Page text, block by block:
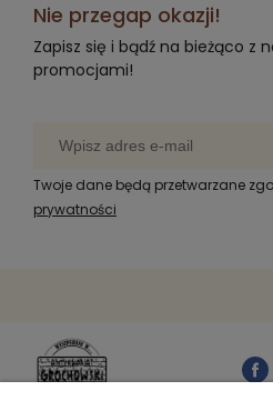
Nie przegap okazji!
Zapisz się i bądź na bieżąco z
promocjami!
Twoje dane będą przetwarzane
prywatności